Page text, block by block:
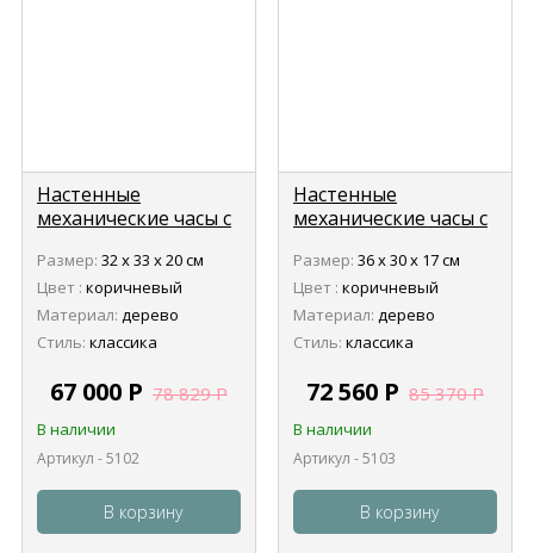
Настенные
механические часы с
Stern 5102
Размер: 32 х 33 х 20 см
Цвет : коричневый
Материал: дерево
Стиль: классика
67 000 Р 78 829Р
В наличии
Артикул - 5102
В корзину
Настенные
механические часы с
Stern 5103
Размер: 36 х 30 х 17 см
Цвет : коричневый
Материал: дерево
Стиль: классика
72 560 Р 85 370Р
В наличии
Артикул - 5103
В корзину